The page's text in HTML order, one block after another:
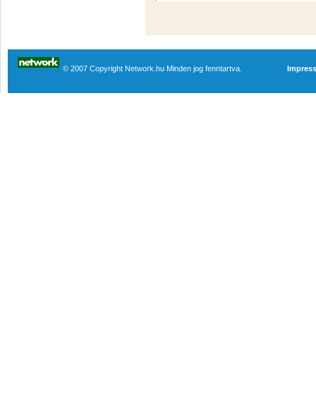
© 2007 Copyright Network.hu Minden jog fenntartva.